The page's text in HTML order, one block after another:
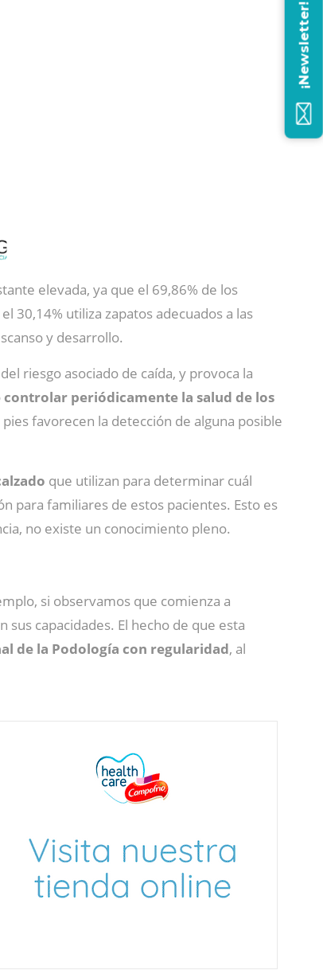
elevada, ya que el 69,86% de los
30,14% utiliza zapatos adecuados a las
y desarrollo.
riesgo asociado de caída, y provoca la
periódicamente la salud de los
favorecen la detección de alguna posible
que utilizan para determinar cuál
para familiares de estos pacientes. Esto es
no existe un conocimiento pleno.
si observamos que comienza a
capacidades. El hecho de que esta
de la Podología con regularidad, al
¡Newsletter!